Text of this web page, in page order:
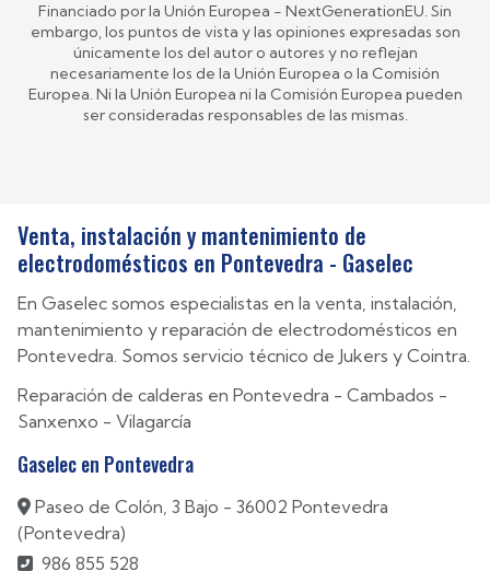
Financiado por la Unión Europea - NextGenerationEU. Sin
embargo, los puntos de vista y las opiniones expresadas son
únicamente los del autor o autores y no reflejan
necesariamente los de la Unión Europea o la Comisión
Europea. Ni la Unión Europea ni la Comisión Europea pueden
ser consideradas responsables de las mismas.
Venta, instalación y mantenimiento de
electrodomésticos en Pontevedra - Gaselec
En Gaselec somos especialistas en la venta, instalación,
mantenimiento y reparación de electrodomésticos en
Pontevedra. Somos servicio técnico de Jukers y Cointra.
Reparación de calderas en Pontevedra - Cambados -
Sanxenxo - Vilagarcía
Gaselec en Pontevedra
Paseo de Colón, 3 Bajo - 36002 Pontevedra
(Pontevedra)
986 855 528